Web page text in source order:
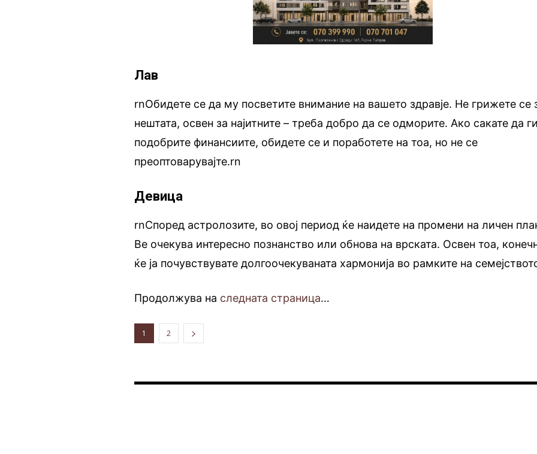
Лав
rnОбидете се да му посветите внимание на вашето здравје. Не грижете се
нештата, освен за најитните – треба добро да се одморите. Ако сакате да
подобрите финансиите, обидете се и поработете на тоа, но не се
преоптоварувајте.rn
Девица
rnСпоред астролозите, во овој период ќе наидете на промени на личен
Ве очекува интересно познанство или обнова на врската. Освен тоа,
ќе ја почувствувате долгоочекуваната хармонија во рамките на
Продолжува на следната страница…
1 2